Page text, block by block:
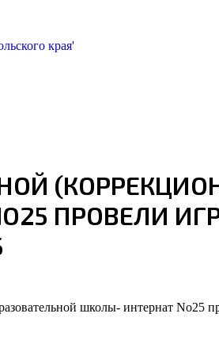
ПРОВЕЛИ
школы- интернат No25